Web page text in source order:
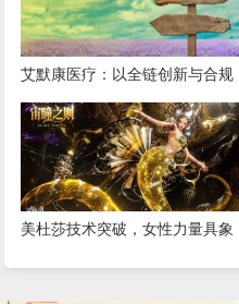
艾默康医疗：以全链创新与合规
深耕，赋能医疗健康高质量发展
美杜莎技术突破，女性力量具象
重磅更新